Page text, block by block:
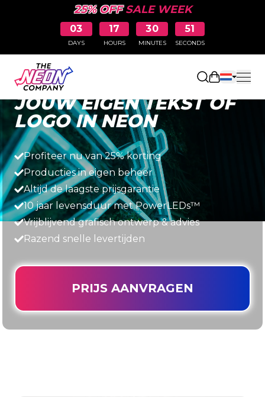
25% OFFSALE WEEK
03
DAYS
17
HOURS
30
MINUTES
50
SECONDS
Snel, eenvoudig en betaalbaar
JOUW EIGEN TEKST OF
LOGO IN NEON
Profiteer nu van 25% korting
Producties in eigen beheer
Altijd de laagste prijsgarantie
10 jaar levensduur met PowerLEDs™
Vrijblijvend grafisch ontwerp & advies
Razend snelle levertijden
PRIJS AANVRAGEN